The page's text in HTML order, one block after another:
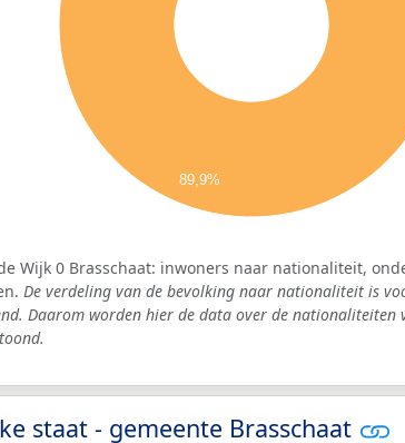
89,9%
Wijk 0 Brasschaat: inwoners naar nationaliteit,
De verdeling van de bevolking naar nationaliteit is
Daarom worden hier de data over de nationaliteiten
staat - gemeente Brasschaat